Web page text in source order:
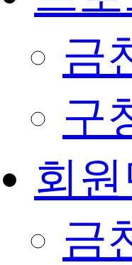
금
구
회
금